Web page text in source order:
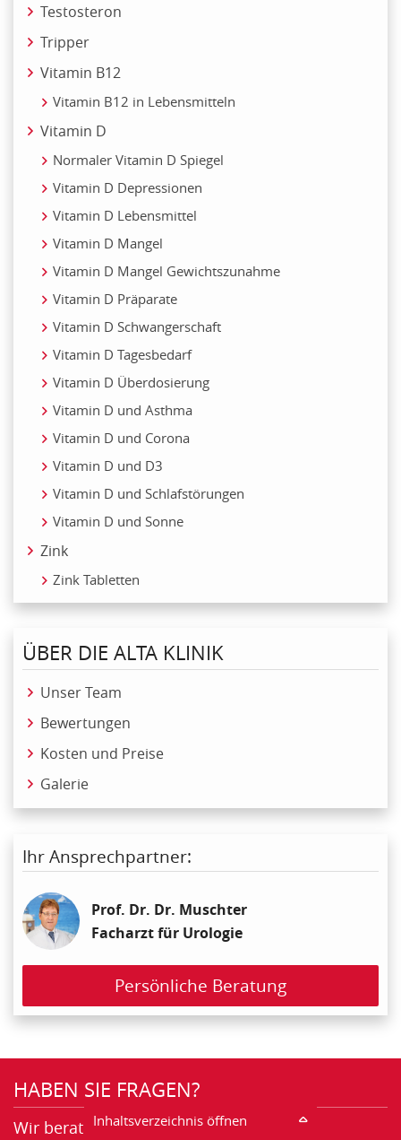
Inhaltsverzeichnis öffnen
Testosteron
Tripper
Vitamin B12
Vitamin B12 in Lebensmitteln
Vitamin D
Normaler Vitamin D Spiegel
Vitamin D Depressionen
Vitamin D Lebensmittel
Vitamin D Mangel
Vitamin D Mangel Gewichtszunahme
Vitamin D Präparate
Vitamin D Schwangerschaft
Vitamin D Tagesbedarf
Vitamin D Überdosierung
Vitamin D und Asthma
Vitamin D und Corona
Vitamin D und D3
Vitamin D und Schlafstörungen
Vitamin D und Sonne
Zink
Zink Tabletten
ÜBER DIE ALTA KLINIK
Unser Team
Bewertungen
Kosten und Preise
Galerie
Ihr Ansprechpartner:
Prof. Dr. Dr. Muschter
Facharzt für Urologie
Persönliche Beratung
HABEN SIE FRAGEN?
Wir beraten Sie gerne telefonisch!